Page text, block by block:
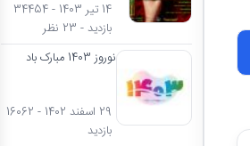
14 تیر 1403 - 34454
بازدید - 23 نظر
نوروز 1403 مبارک باد
29 اسفند 1402 - 16062
بازدید